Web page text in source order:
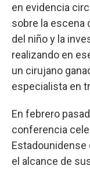
en evidencia
sobre la escena
del niño y la
realizando en
un cirujano
especialista en
En febrero
conferencia
Estadounidense
el alcance de